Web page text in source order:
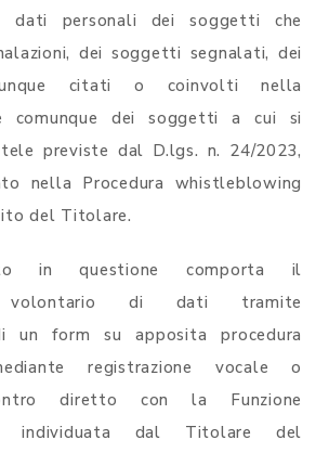
personali dei soggetti che
dei soggetti segnalati, dei
citati o coinvolti nella
comunque dei soggetti a cui si
previste dal D.lgs. n. 24/2023,
nella Procedura whistleblowing
del Titolare.
in questione comporta il
volontario di dati tramite
un form su apposita procedura
registrazione vocale o
diretto con la Funzione
individuata dal Titolare del